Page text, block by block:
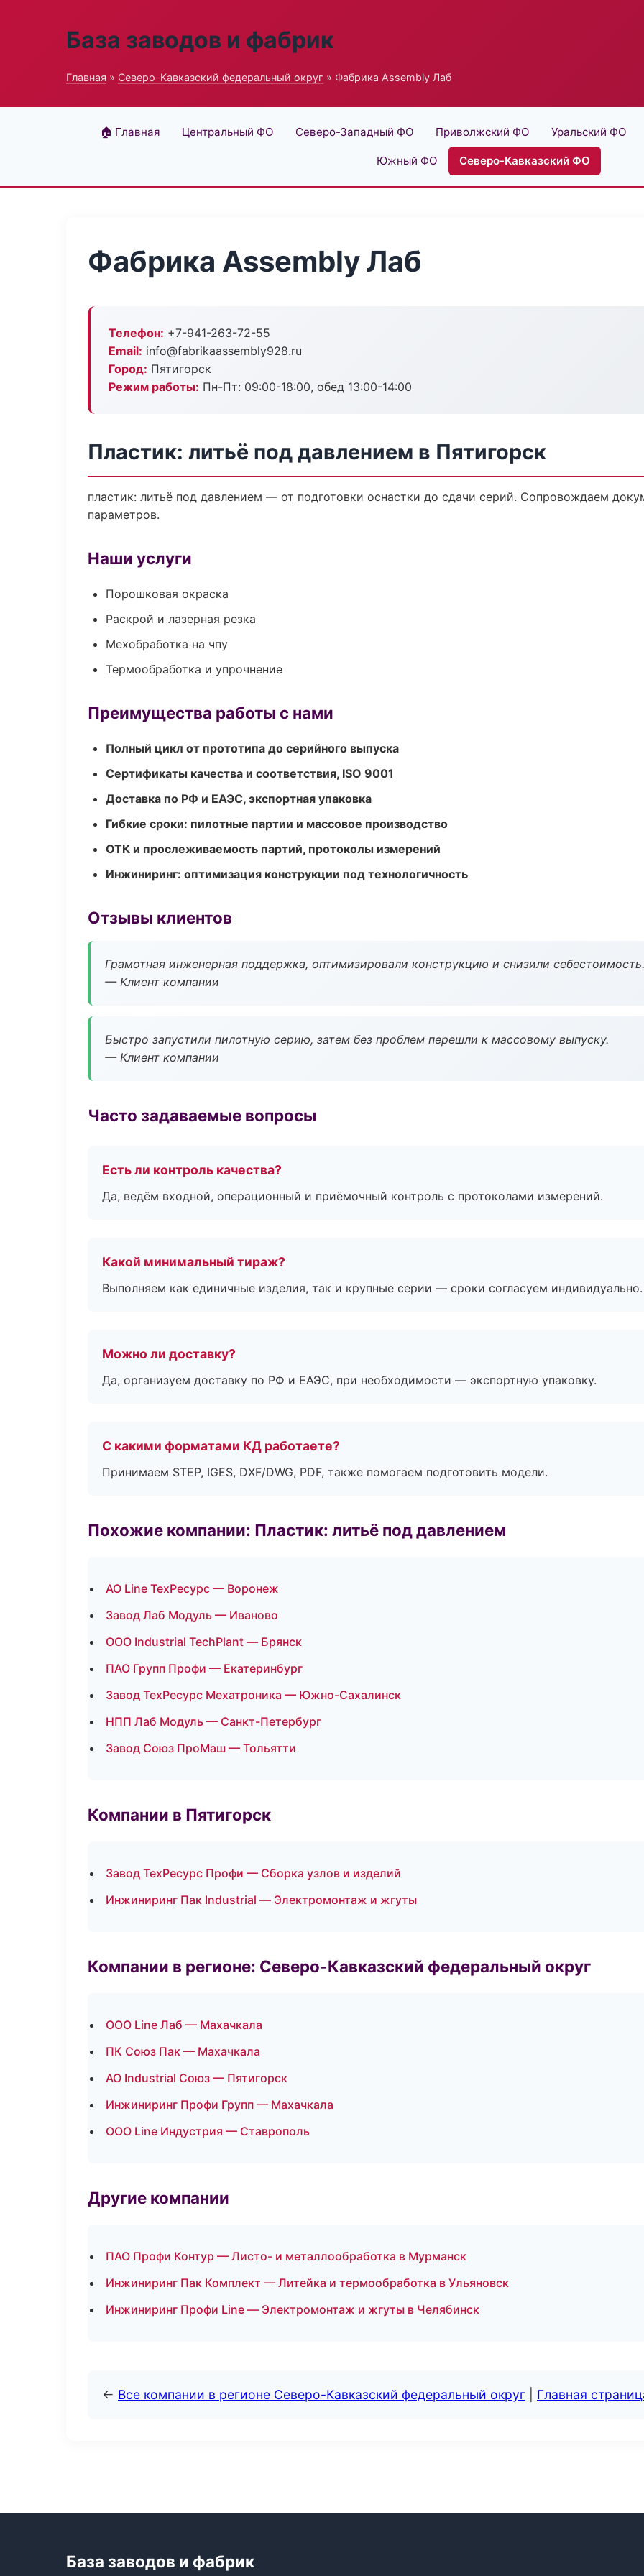
База заводов и фабрик
Главная » Северо-Кавказский федеральный округ » Фабрика Assembly Лаб
🏠 Главная Центральный ФО Северо-Западный ФО Приволжский ФО Уральский ФО
Южный ФО Северо-Кавказский ФО
Фабрика Assembly Лаб
Телефон: +7-941-263-72-55
Email: info@fabrikaassembly928.ru
Город: Пятигорск
Режим работы: Пн-Пт: 09:00-18:00, обед 13:00-14:00
Пластик: литьё под давлением в Пятигорск
пластик: литьё под давлением — от подготовки оснастки до сдачи серий. Сопровождаем
параметров.
Наши услуги
Порошковая окраска
Раскрой и лазерная резка
Мехобработка на чпу
Термообработка и упрочнение
Преимущества работы с нами
Полный цикл от прототипа до серийного выпуска
Сертификаты качества и соответствия, ISO 9001
Доставка по РФ и ЕАЭС, экспортная упаковка
Гибкие сроки: пилотные партии и массовое производство
ОТК и прослеживаемость партий, протоколы измерений
Инжиниринг: оптимизация конструкции под технологичность
Отзывы клиентов
Грамотная инженерная поддержка, оптимизировали конструкцию и снизили себестоимость.
— Клиент компании
Быстро запустили пилотную серию, затем без проблем перешли к массовому выпуску.
— Клиент компании
Часто задаваемые вопросы
Есть ли контроль качества?
Да, ведём входной, операционный и приёмочный контроль с протоколами измерений.
Какой минимальный тираж?
Выполняем как единичные изделия, так и крупные серии — сроки согласуем индивидуально.
Можно ли доставку?
Да, организуем доставку по РФ и ЕАЭС, при необходимости — экспортную упаковку.
С какими форматами КД работаете?
Принимаем STEP, IGES, DXF/DWG, PDF, также помогаем подготовить модели.
Похожие компании: Пластик: литьё под давлением
АО Line ТехРесурс — Воронеж
Завод Лаб Модуль — Иваново
ООО Industrial TechPlant — Брянск
ПАО Групп Профи — Екатеринбург
Завод ТехРесурс Мехатроника — Южно-Сахалинск
НПП Лаб Модуль — Санкт-Петербург
Завод Союз ПроМаш — Тольятти
Компании в Пятигорск
Завод ТехРесурс Профи — Сборка узлов и изделий
Инжиниринг Пак Industrial — Электромонтаж и жгуты
Компании в регионе: Северо-Кавказский федеральный округ
ООО Line Лаб — Махачкала
ПК Союз Пак — Махачкала
АО Industrial Союз — Пятигорск
Инжиниринг Профи Групп — Махачкала
ООО Line Индустрия — Ставрополь
Другие компании
ПАО Профи Контур — Листо- и металлообработка в Мурманск
Инжиниринг Пак Комплект — Литейка и термообработка в Ульяновск
Инжиниринг Профи Line — Электромонтаж и жгуты в Челябинск
← Все компании в регионе Северо-Кавказский федеральный округ Главная
База заводов и фабрик